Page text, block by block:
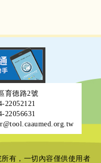
育德路2號
22052121
22056631
有，一切內容僅供使用者